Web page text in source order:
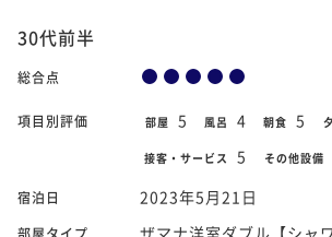
30代前半
総合点
項目別評価 部屋 5 風呂 4 朝食 5
接客・サービス 5 その他設備
宿泊日 2023年5月21日
部屋タイプ
ザマナ洋室ダブル【シャ